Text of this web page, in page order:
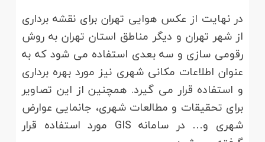
در نهایت از عکس هوایی تهران برای نقشه برداری
از شهر تهران و دیگر مناطق استان تهران به روش
رقومی سازی و سه بعدی استفاده می شود که به
عنوان اطلاعات مکانی شهری نیز مورد بهره برداری
و استفاده قرار می گیرد. همچنین از این تصاویر
برای تحقیقات و مطالعات شهری، جانمایی عوارض
شهری و… در سامانه GIS مورد استفاده قرار